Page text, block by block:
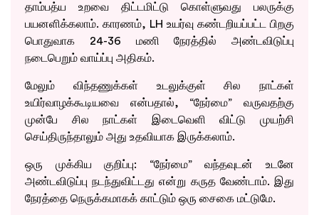
தாம்பத்ய உறவை திட்டமிட்டு கொள்ளுவது பலருக்கு
பயனளிக்கலாம். காரணம், LH உயர்வு கண்டறியப்பட்ட பிறகு
பொதுவாக 24-36 மணி நேரத்தில் அண்டவிடுப்பு
நடைபெறும் வாய்ப்பு அதிகம்.
மேலும் விந்தணுக்கள் உடலுக்குள் சில நாட்கள்
உயிர்வாழக்கூடியவை என்பதால், “நேர்மை” வருவதற்கு
முன்பே சில நாட்கள் இடைவெளி விட்டு முயற்சி
செய்திருந்தாலும் அது உதவியாக இருக்கலாம்.
ஒரு முக்கிய குறிப்பு: “நேர்மை” வந்தவுடன் உடனே
அண்டவிடுப்பு நடந்துவிட்டது என்று கருத வேண்டாம். இது
நேரத்தை நெருக்கமாகக் காட்டும் ஒரு சைகை மட்டுமே.